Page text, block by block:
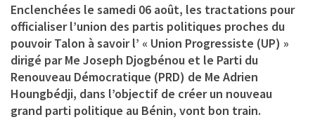
Enclenchées le samedi 06 août, les tractations pour
officialiser l’union des partis politiques proches du
pouvoir Talon à savoir l’ « Union Progressiste (UP) »
dirigé par Me Joseph Djogbénou et le Parti du
Renouveau Démocratique (PRD) de Me Adrien
Houngbédji, dans l’objectif de créer un nouveau
grand parti politique au Bénin, vont bon train.